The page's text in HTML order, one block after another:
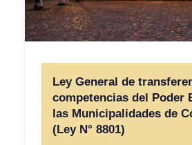
Ley General de
competencias del Poder
las Municipalidades de
(Ley N° 8801)